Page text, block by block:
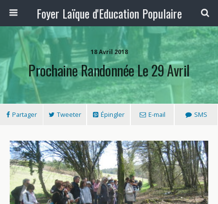
Foyer Laïque d'Education Populaire
18 Avril 2018
Prochaine Randonnée Le 29 Avril
Partager Tweeter Épingler E-mail SMS